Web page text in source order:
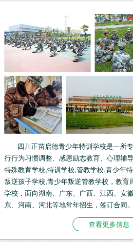
四川正苗启德青少年特训学校是一所
行行为习惯调整、感恩励志教育、心理辅
特殊教育学校,特训学校,管教学校,青少年
叛逆孩子学校,青少年叛逆管教学校，教育
学校，面向湖南、广东、广西、江西、安
东、河南、河北等地常年招生，签订合同。
查看更多信息